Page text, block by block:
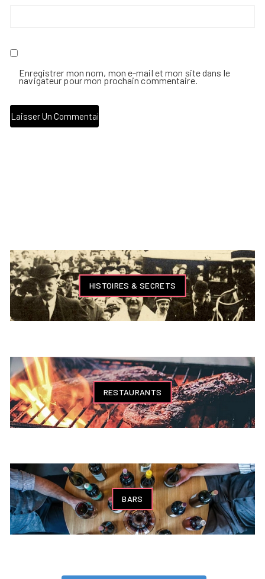
Enregistrer mon nom, mon e-mail et mon site dans le
navigateur pour mon prochain commentaire.
HISTOIRES & SECRETS
RESTAURANTS
BARS